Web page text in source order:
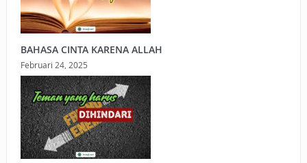
BAHASA CINTA KARENA ALLAH
Februari 24, 2025